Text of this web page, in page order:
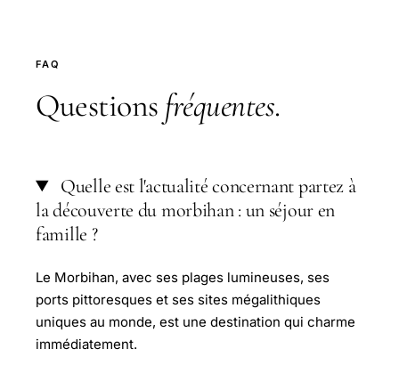
FAQ
Questions fréquentes.
Quelle est l'actualité concernant partez à
la découverte du morbihan : un séjour en
famille ?
Le Morbihan, avec ses plages lumineuses, ses
ports pittoresques et ses sites mégalithiques
uniques au monde, est une destination qui charme
immédiatement.